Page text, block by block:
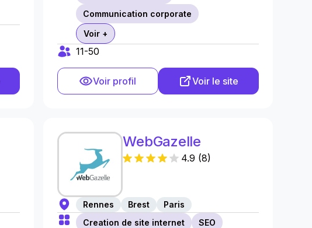
Communication corporate
Voir +
11-50
Voir profil Voir le site
WebGazelle
4.9 (8)
Rennes Brest
Paris
Creation de site internet
SEO